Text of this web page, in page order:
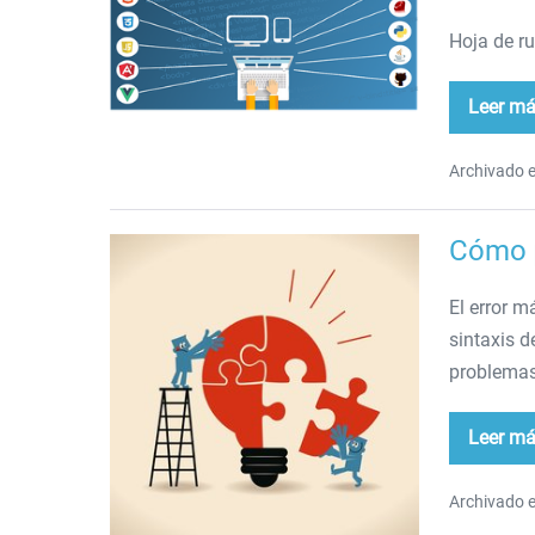
de
desarrollador
full
stack
Hoja de
Leer
de
full
Archivado
programador
Cómo
El error
sintaxis
Leer
un
Archivado